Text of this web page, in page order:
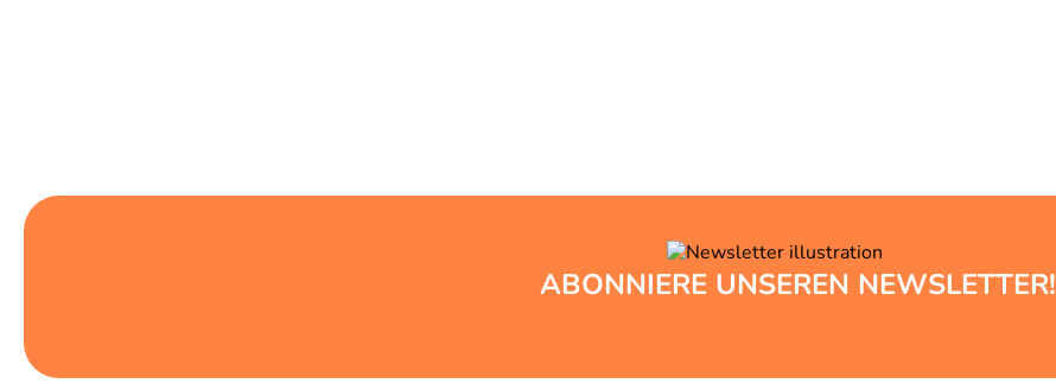
ABONNIERE UNSEREN NEWSLETTER!